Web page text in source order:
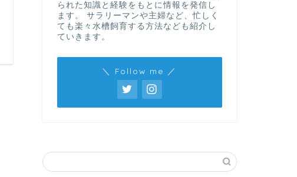
られた知識と経験をもとに情報を発信し
ます。 サラリーマンや主婦など、忙しく
ても楽々水槽飼育する方法なども紹介し
ていきます。
＼ Follow me ／